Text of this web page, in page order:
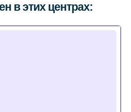
в этих центрах: